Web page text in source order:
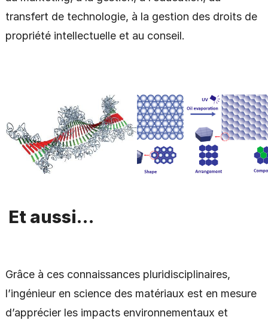
transfert de technologie, à la gestion des droits de
propriété intellectuelle et au conseil.
Et aussi…
Grâce à ces connaissances pluridisciplinaires,
l’ingénieur en science des matériaux est en mesure
d’apprécier les impacts environnementaux et